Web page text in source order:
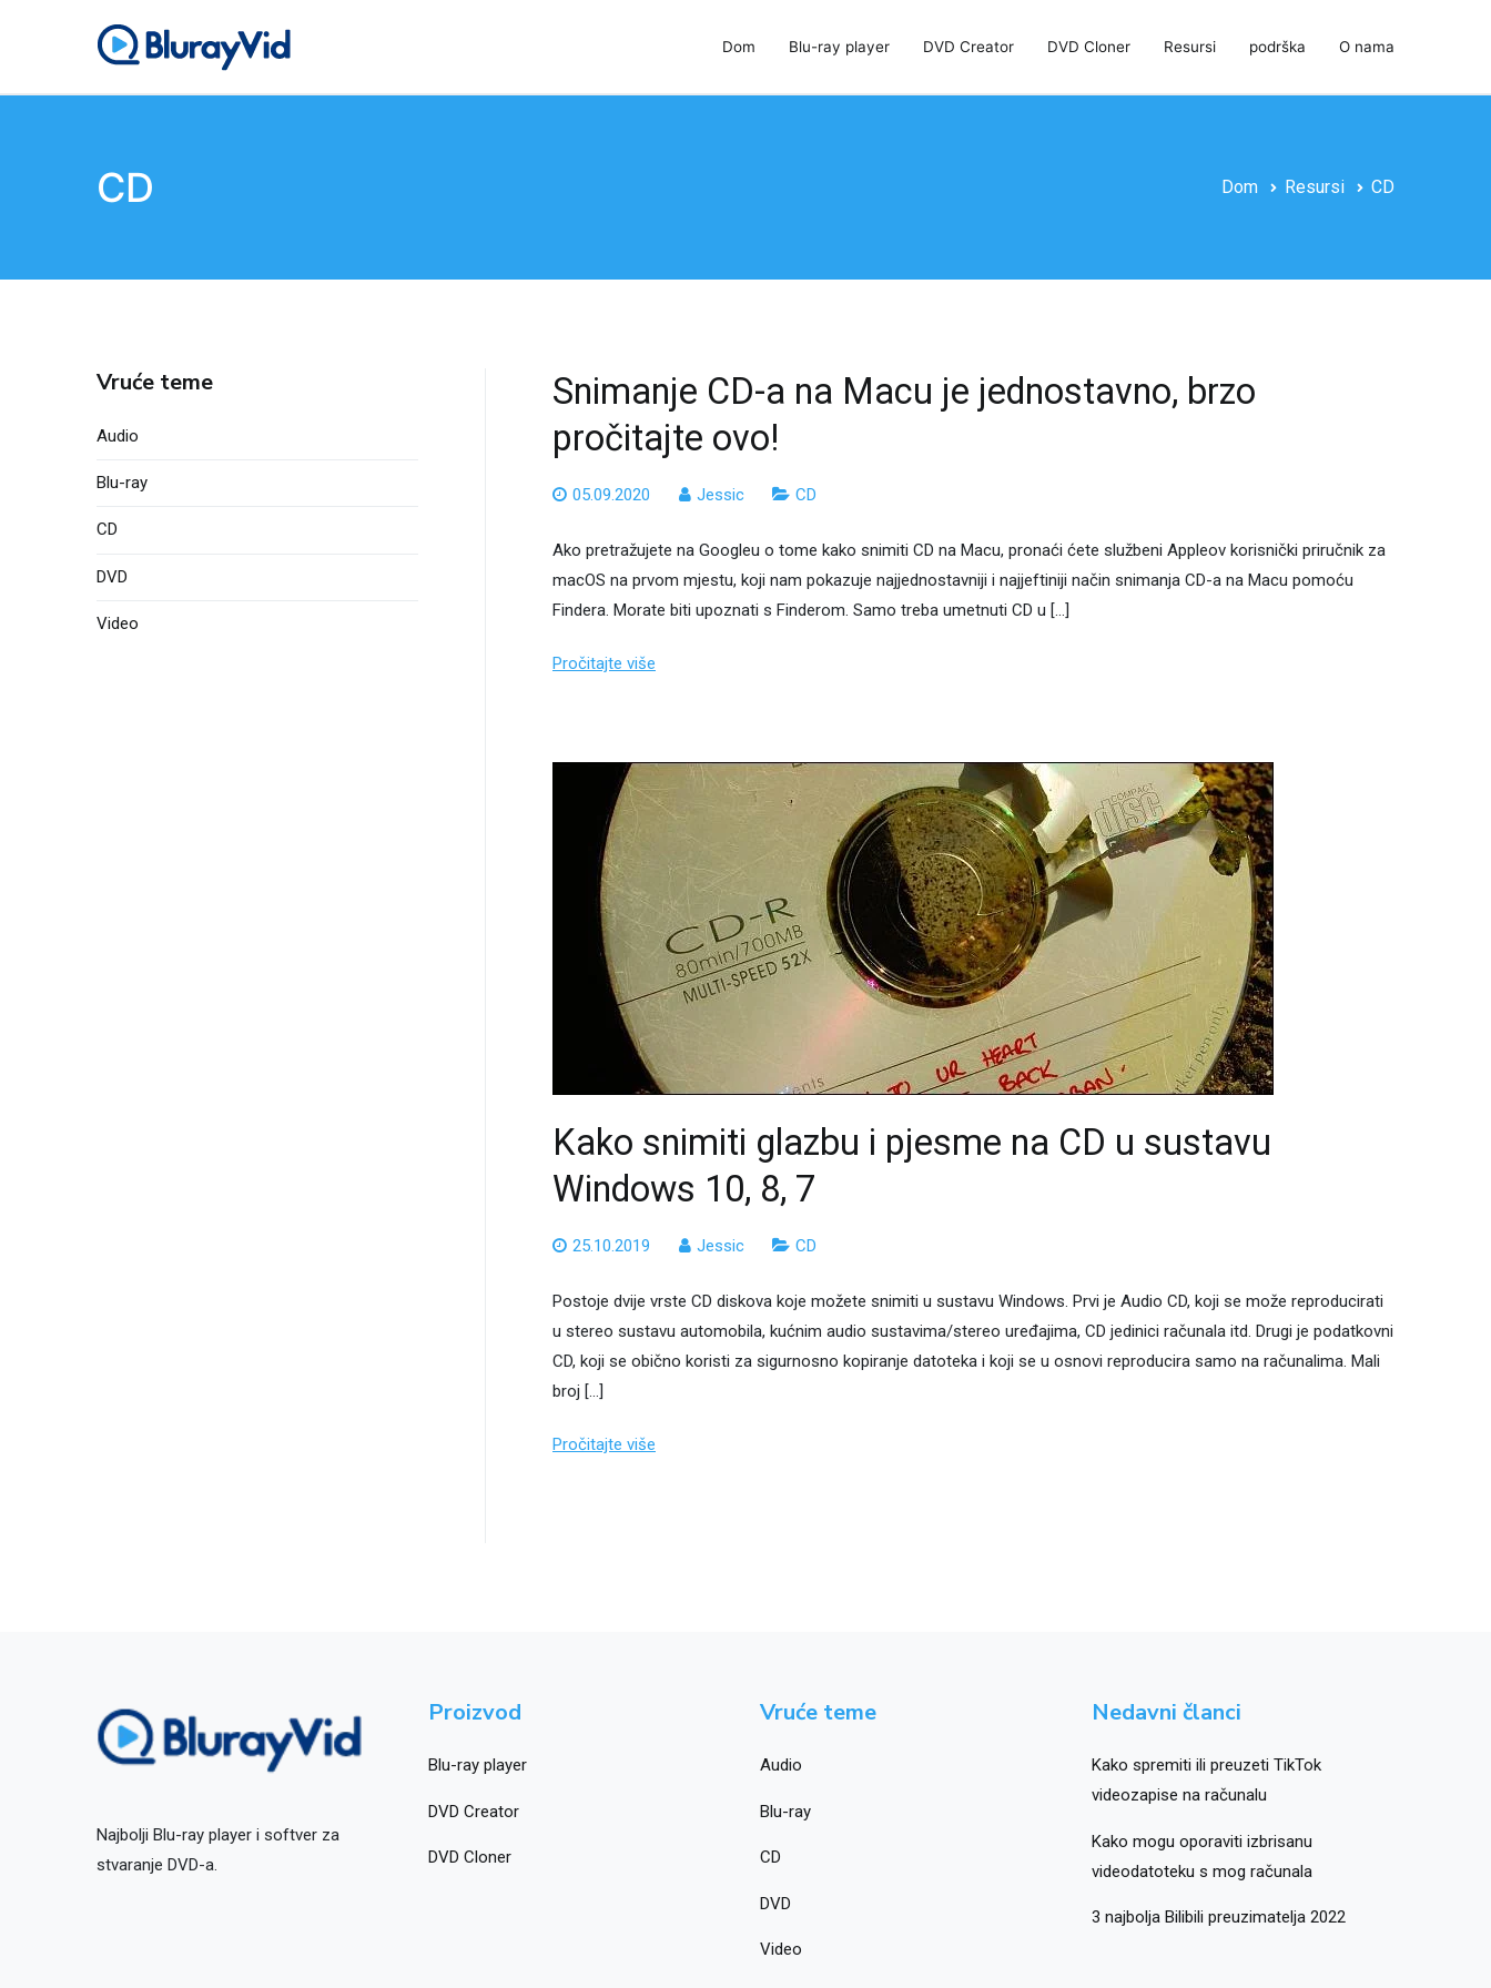
Dom Blu-ray player DVD Creator DVD Cloner Resursi podrška O nama
CD Dom Resursi CD
Snimanje CD-a na Macu je jednostavno, brzo
pročitajte ovo!
05.09.2020 Jessic CD
Ako pretražujete na Googleu o tome kako snimiti CD na Macu, pronaći ćete službeni Appleov korisnički priručnik za
macOS na prvom mjestu, koji nam pokazuje najjednostavniji i najjeftiniji način snimanja CD-a na Macu pomoću
Findera. Morate biti upoznati s Finderom. Samo treba umetnuti CD u […]
Pročitajte više
Kako snimiti glazbu i pjesme na CD u sustavu
Windows 10, 8, 7
25.10.2019 Jessic CD
Postoje dvije vrste CD diskova koje možete snimiti u sustavu Windows. Prvi je Audio CD, koji se može reproducirati
u stereo sustavu automobila, kućnim audio sustavima/stereo uređajima, CD jedinici računala itd. Drugi je podatkovni
CD, koji se obično koristi za sigurnosno kopiranje datoteka i koji se u osnovi reproducira samo na računalima. Mali
broj […]
Pročitajte više
Vruće teme
Audio
Blu-ray
CD
DVD
Video
Najbolji Blu-ray player i softver za
stvaranje DVD-a.
Proizvod
Blu-ray player
DVD Creator
DVD Cloner
Vruće teme
Audio
Blu-ray
CD
DVD
Video
Nedavni članci
Kako spremiti ili preuzeti TikTok
videozapise na računalu
Kako mogu oporaviti izbrisanu
videodatoteku s mog računala
3 najbolja Bilibili preuzimatelja 2022